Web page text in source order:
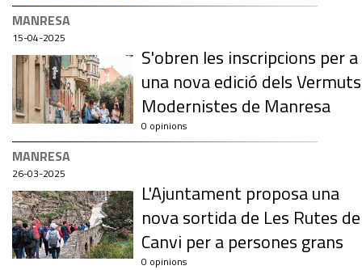
MANRESA
15-04-2025
S'obren les inscripcions per a
una nova edició dels Vermuts
Modernistes de Manresa
0 opinions
MANRESA
26-03-2025
L'Ajuntament proposa una
nova sortida de Les Rutes
Canvi per a persones grans
0 opinions